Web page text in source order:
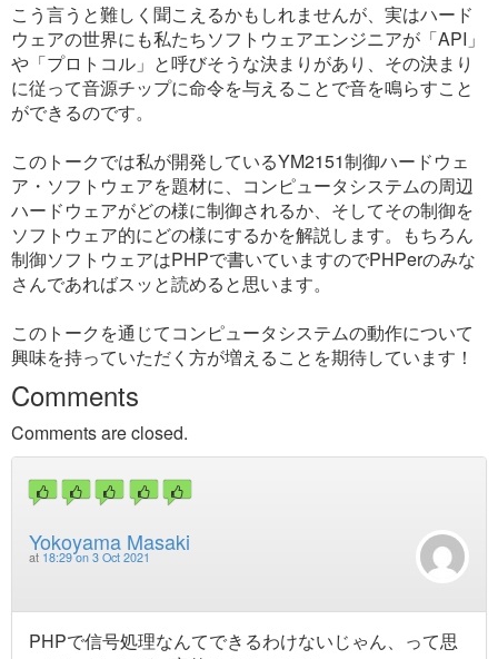
こう言うと難しく聞こえるかもしれませんが、実はハード
ウェアの世界にも私たちソフトウェアエンジニアが「API」
や「プロトコル」と呼びそうな決まりがあり、その決まり
に従って音源チップに命令を与えることで音を鳴らすこと
ができるのです。
このトークでは私が開発しているYM2151制御ハードウェ
ア・ソフトウェアを題材に、コンピュータシステムの周辺
ハードウェアがどの様に制御されるか、そしてその制御を
ソフトウェア的にどの様にするかを解説します。もちろん
制御ソフトウェアはPHPで書いていますのでPHPerのみな
さんであればスッと読めると思います。
このトークを通じてコンピュータシステムの動作について
興味を持っていただく方が増えることを期待しています！
Comments
Comments are closed.
Yokoyama Masaki
at 18:29 on 3 Oct 2021
PHPで信号処理なんてできるわけないじゃん、って思